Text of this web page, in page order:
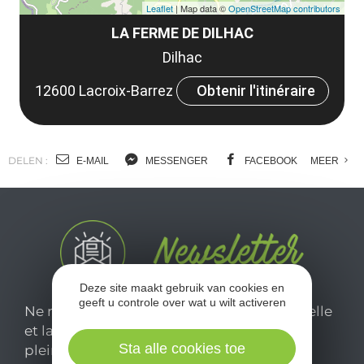
LA FERME DE DILHAC
Dilhac
12600 Lacroix-Barrez
Obtenir l'itinéraire
Leaflet | Map data ©OpenStreetMap contributors
DELEN : E-MAIL MESSENGER FACEBOOK MEER
Ne manquez pas notre newsletter mensuelle
et laissez-vous inspirer pour profiter
pleinement de votre séjour en Aveyron.
Deze site maakt gebruik van cookies en
geeft u controle over wat u wilt activeren
Sta alle cookies toe